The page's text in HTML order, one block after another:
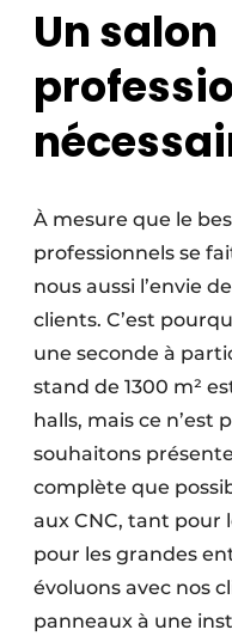
Un salon
À mesure que le
professionnels se
nous aussi l’envie
clients. C’est
une seconde à
stand de 1300 m²
halls, mais ce n’est
souhaitons
complète que
aux CNC, tant pour
pour les grandes
évoluons avec nos
panneaux à une